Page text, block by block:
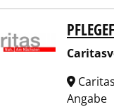
der
Angabe